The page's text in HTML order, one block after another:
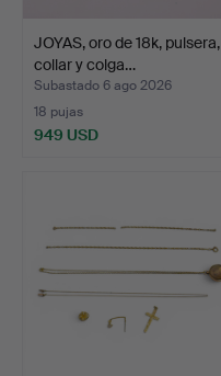
JOYAS, oro de 18k, pulsera,
collar y colga…
Subastado 6 ago 2026
18 pujas
949 USD